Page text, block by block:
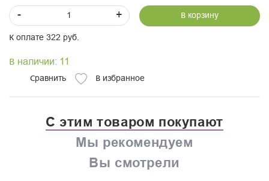
- + В корзину
К оплате 322 руб.
В наличии: 11
Сравнить В избранное
С этим товаром покупают
Мы рекомендуем
Вы смотрели